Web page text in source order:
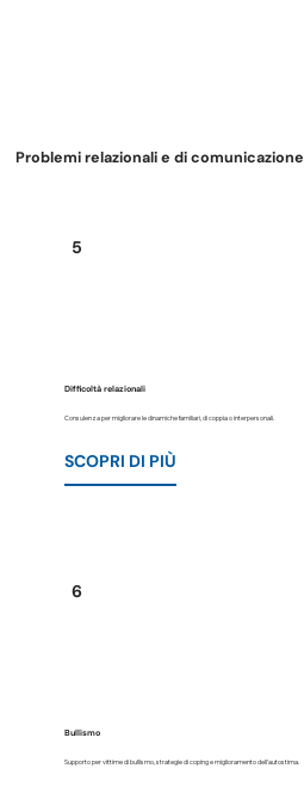
Problemi relazionali e di comunicazione
5
Difficoltà relazionali
Consulenza per migliorare le dinamiche familiari, di coppia o interpersonali.
SCOPRI DI PIÙ
6
Bullismo
Supporto per vittime di bullismo, strategie di coping e miglioramento dell'autostima.